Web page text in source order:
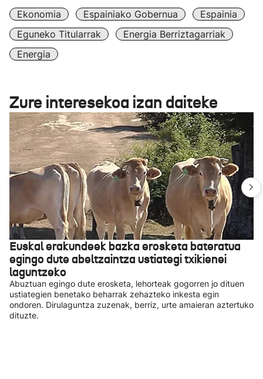
Ekonomia Espainiako Gobernua
Espainia
Eguneko Titularrak
Energia Berriztagarriak
Energia
Zure interesekoa izan daiteke
Euskal erakundeek bazka erosketa bateratua
egingo dute abeltzaintza ustiategi txikienei
laguntzeko
Abuztuan egingo dute erosketa, lehorteak gogorren jo dituen
ustiategien benetako beharrak zehazteko inkesta egin
ondoren. Dirulaguntza zuzenak, berriz, urte amaieran aztertuko
dituzte.